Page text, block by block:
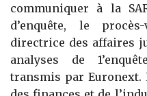
communiquer à la
d’enquête, le
directrice des affaires
analyses de
transmis par Euronext.